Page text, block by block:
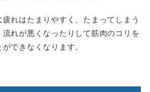
れはたまりやすく、たまってしまう
れが悪くなったりして筋肉のコリを
できなくなります。